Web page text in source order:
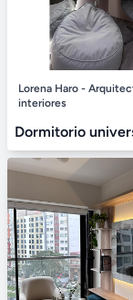
Lorena Haro -
interiores
Dormitorio